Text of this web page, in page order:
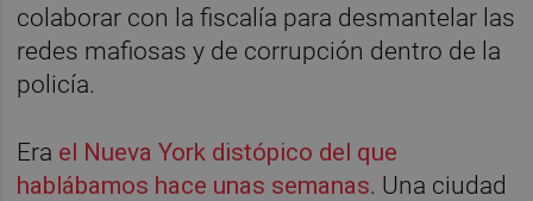
colaborar con la fiscalía para desmantelar las
redes mafiosas y de corrupción dentro de la
policía.
Era el Nueva York distópico del que
hablábamos hace unas semanas. Una ciudad